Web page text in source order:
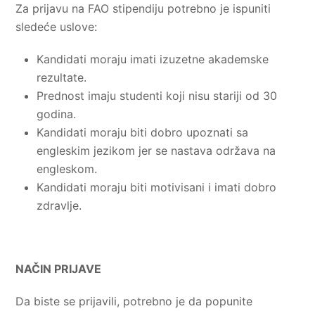
Za prijavu na FAO stipendiju potrebno je ispuniti
sledeće uslove:
Kandidati moraju imati izuzetne akademske
rezultate.
Prednost imaju studenti koji nisu stariji od 30
godina.
Kandidati moraju biti dobro upoznati sa
engleskim jezikom jer se nastava održava na
engleskom.
Kandidati moraju biti motivisani i imati dobro
zdravlje.
NAČIN PRIJAVE
Da biste se prijavili, potrebno je da popunite